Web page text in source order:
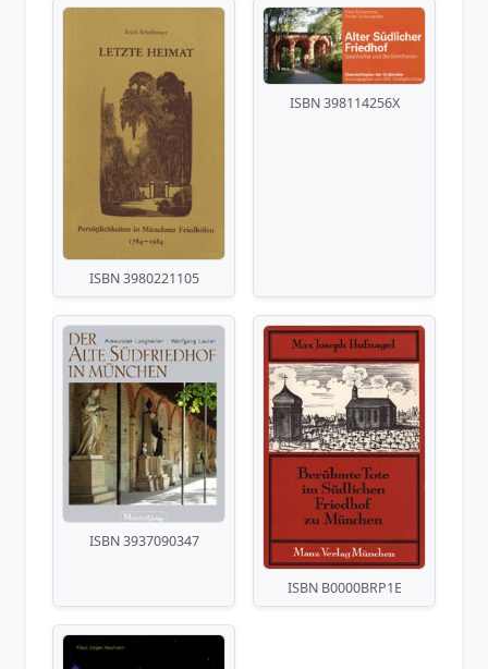
ISBN 3980221105
ISBN 398114256X
ISBN 3937090347
ISBN B0000BRP1E